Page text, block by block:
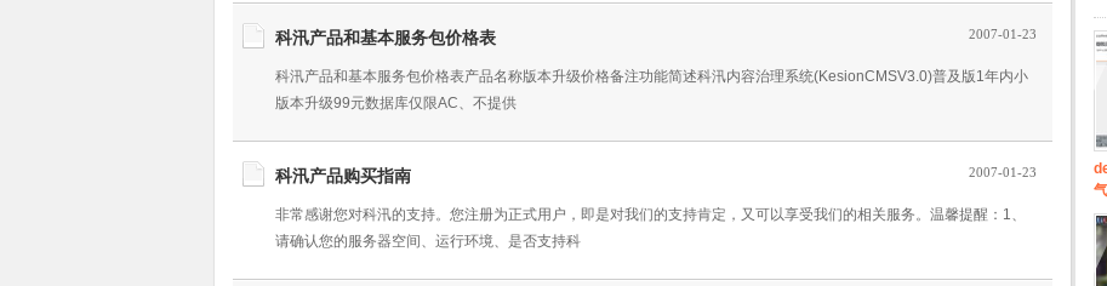
科汛产品和基本服务包价格表 2007-01-23
科汛产品和基本服务包价格表产品名称版本升级价格备注功能简述科汛内容治理系统(KesionCMSV3.0)普及版1年内小
版本升级99元数据库仅限AC、不提供
科汛产品购买指南 2007-01-23
非常感谢您对科汛的支持。您注册为正式用户，即是对我们的支持肯定，又可以享受我们的相关服务。温馨提醒：1、
请确认您的服务器空间、运行环境、是否支持科